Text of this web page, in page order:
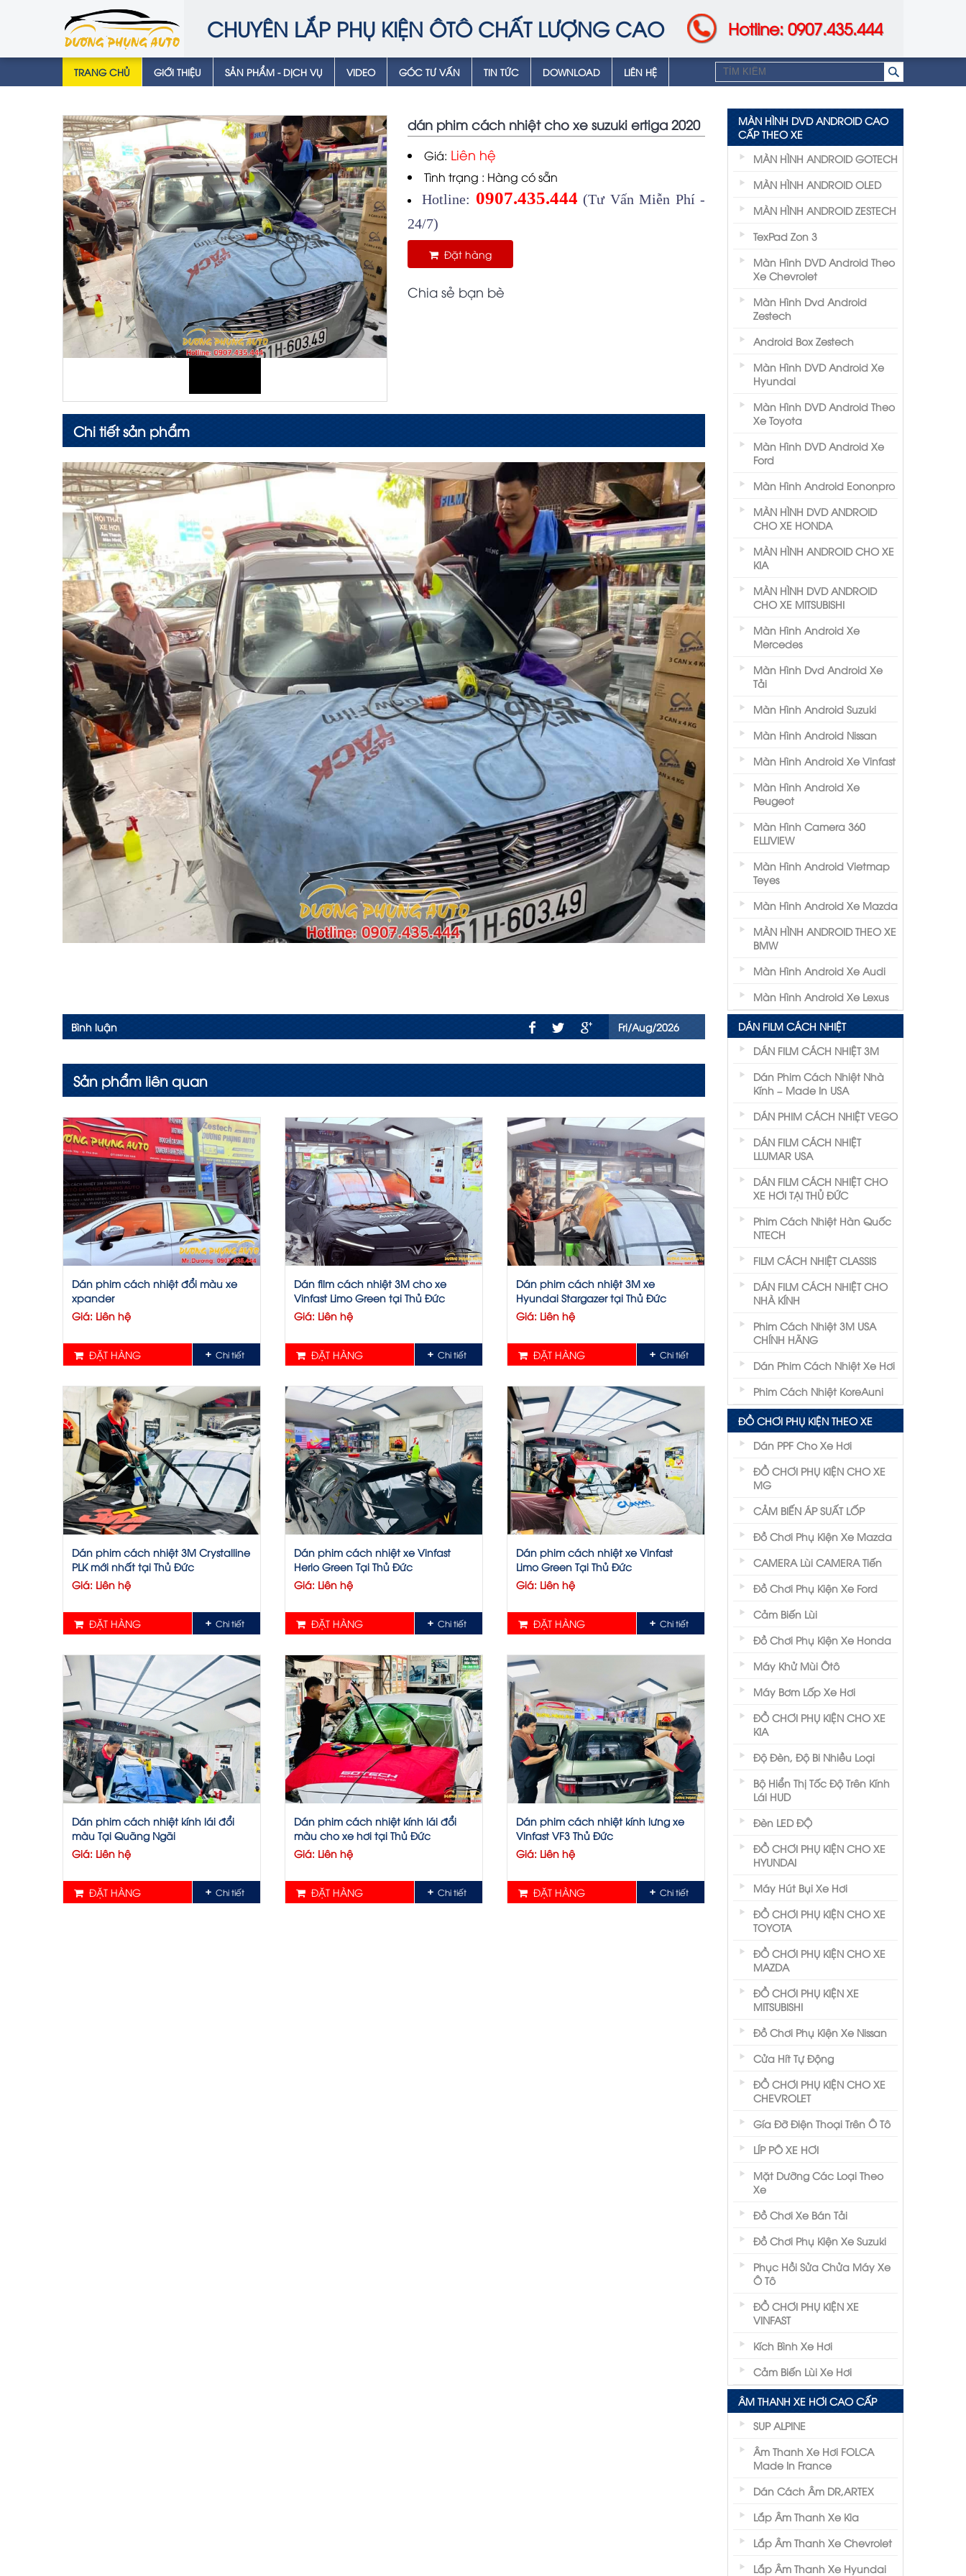
CHUYÊN LẮP PHỤ KIỆN ÔTÔ CHẤT LƯỢNG CAO Hotline: 0907.435.444
TRANG CHỦ GIỚI THIỆU SẢN PHẨM - DỊCH VỤ VIDEO GÓC TƯ VẤN TIN TỨC DOWNLOAD LIÊN HỆ
dán phim cách nhiệt cho xe suzuki ertiga 2020
Giá: Liên hệ
Tình trạng : Hàng có sẵn
Hotline: 0907.435.444 (Tư Vấn Miễn Phí -
24/7)
Đặt hàng
Chia sẻ bạn bè
Chi tiết sản phẩm
Bình luận Fri/Aug/2026
Sản phẩm liên quan
Dán phim cách nhiệt đổi màu xe
xpander
Giá: Liên hệ
ĐẶT HÀNG Chi tiết
Dán film cách nhiệt 3M cho xe
Vinfast Limo Green tại Thủ Đức
Giá: Liên hệ
ĐẶT HÀNG Chi tiết
Dán phim cách nhiệt 3M xe
Hyundai Stargazer tại Thủ Đức
Giá: Liên hệ
ĐẶT HÀNG Chi tiết
Dán phim cách nhiệt 3M Crystalline
PLK mới nhất tại Thủ Đức
Giá: Liên hệ
ĐẶT HÀNG Chi tiết
Dán phim cách nhiệt xe Vinfast
Herio Green Tại Thủ Đức
Giá: Liên hệ
ĐẶT HÀNG Chi tiết
Dán phim cách nhiệt xe Vinfast
Limo Green Tại Thủ Đức
Giá: Liên hệ
ĐẶT HÀNG Chi tiết
Dán phim cách nhiệt kính lái đổi
màu Tại Quãng Ngãi
Giá: Liên hệ
ĐẶT HÀNG Chi tiết
Dán phim cách nhiệt kính lái đổi
màu cho xe hơi tại Thủ Đức
Giá: Liên hệ
ĐẶT HÀNG Chi tiết
Dán phim cách nhiệt kính lưng xe
Vinfast VF3 Thủ Đức
Giá: Liên hệ
ĐẶT HÀNG Chi tiết
MÀN HÌNH DVD ANDROID CAO
CẤP THEO XE
MÀN HÌNH ANDROID GOTECH
MÀN HÌNH ANDROID OLED
MÀN HÌNH ANDROID ZESTECH
TexPad Zon 3
Màn Hình DVD Android Theo
Xe Chevrolet
Màn Hình Dvd Android
Zestech
Android Box Zestech
Màn Hình DVD Android Xe
Hyundai
Màn Hình DVD Android Theo
Xe Toyota
Màn Hình DVD Android Xe
Ford
Màn Hình Android Eononpro
MÀN HÌNH DVD ANDROID
CHO XE HONDA
MÀN HÌNH ANDROID CHO XE
KIA
MÀN HÌNH DVD ANDROID
CHO XE MITSUBISHI
Màn Hình Android Xe
Mercedes
Màn Hình Dvd Android Xe
Tải
Màn Hình Android Suzuki
Màn Hình Android Nissan
Màn Hình Android Xe Vinfast
Màn Hình Android Xe
Peugeot
Màn Hình Camera 360
ELLIVIEW
Màn Hình Android Vietmap
Teyes
Màn Hình Android Xe Mazda
MÀN HÌNH ANDROID THEO XE
BMW
Màn Hình Android Xe Audi
Màn Hình Android Xe Lexus
DÁN FILM CÁCH NHIỆT
DÁN FILM CÁCH NHIỆT 3M
Dán Phim Cách Nhiệt Nhà
Kính – Made In USA
DÁN PHIM CÁCH NHIỆT VEGO
DÁN FILM CÁCH NHIỆT
LLUMAR USA
DÁN FILM CÁCH NHIỆT CHO
XE HƠI TẠI THỦ ĐỨC
Phim Cách Nhiệt Hàn Quốc
NTECH
FILM CÁCH NHIỆT CLASSIS
DÁN FILM CÁCH NHIỆT CHO
NHÀ KÍNH
Phim Cách Nhiệt 3M USA
CHÍNH HÃNG
Dán Phim Cách Nhiệt Xe Hơi
Phim Cách Nhiệt KoreAuni
ĐỒ CHƠI PHỤ KIỆN THEO XE
Dán PPF Cho Xe Hơi
ĐỒ CHƠI PHỤ KIỆN CHO XE
MG
CẢM BIẾN ÁP SUẤT LỐP
Đồ Chơi Phụ Kiện Xe Mazda
CAMERA Lùi CAMERA Tiến
Đồ Chơi Phụ Kiện Xe Ford
Cảm Biến Lùi
Đồ Chơi Phụ Kiện Xe Honda
Máy Khử Mùi Ôtô
Máy Bơm Lốp Xe Hơi
ĐỒ CHƠI PHỤ KIỆN CHO XE
KIA
Độ Đèn, Độ Bi Nhiều Loại
Bộ Hiển Thị Tốc Độ Trên Kính
Lái HUD
Đèn LED ĐỘ
ĐỒ CHƠI PHỤ KIỆN CHO XE
HYUNDAI
Máy Hút Bụi Xe Hơi
ĐỒ CHƠI PHỤ KIỆN CHO XE
TOYOTA
ĐỒ CHƠI PHỤ KIỆN CHO XE
MAZDA
ĐỒ CHƠI PHỤ KIỆN XE
MITSUBISHI
Đồ Chơi Phụ Kiện Xe Nissan
Cửa Hít Tự Động
ĐỒ CHƠI PHỤ KIỆN CHO XE
CHEVROLET
Gía Đỡ Điện Thoại Trên Ô Tô
LÍP PÔ XE HƠI
Mặt Dưỡng Các Loại Theo
Xe
Đồ Chơi Xe Bán Tải
Đồ Chơi Phụ Kiện Xe Suzuki
Phục Hồi Sửa Chửa Máy Xe
Ô Tô
ĐỒ CHƠI PHỤ KIỆN XE
VINFAST
Kích Bình Xe Hơi
Cảm Biến Lùi Xe Hơi
ÂM THANH XE HƠI CAO CẤP
SUP ALPINE
Âm Thanh Xe Hơi FOLCA
Made In France
Dán Cách Âm DR,ARTEX
Lắp Âm Thanh Xe Kia
Lắp Âm Thanh Xe Chevrolet
Lắp Âm Thanh Xe Hyundai